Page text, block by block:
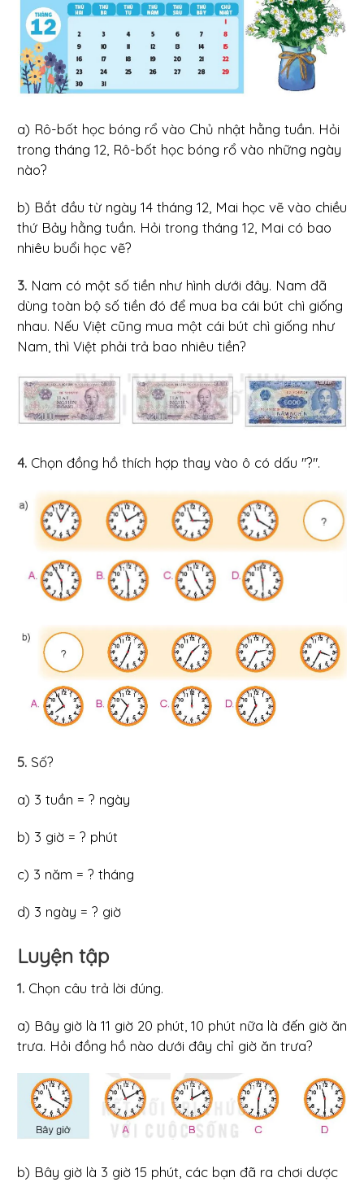
a) Rô-bốt học bóng rổ vào Chủ nhật hằng tuần. Hỏi
trong tháng 12, Rô-bốt học bóng rổ vào những ngày
nào?
b) Bắt đầu từ ngày 14 tháng 12, Mai học vẽ vào chiều
thứ Bảy hằng tuần. Hỏi trong tháng 12, Mai có bao
nhiêu buổi học vẽ?
3. Nam có một số tiền như hình dưới đây. Nam đã
dùng toàn bộ số tiền đó để mua ba cái bút chì giống
nhau. Nếu Việt cũng mua một cái bút chì giống như
Nam, thì Việt phải trả bao nhiêu tiền?
4. Chọn đồng hồ thích hợp thay vào ô có dấu "?".
5. Số?
a) 3 tuần = ? ngày
b) 3 giờ = ? phút
c) 3 năm = ? tháng
d) 3 ngày = ? giờ
Luyện tập
1. Chọn câu trả lời đúng.
a) Bây giờ là 11 giờ 20 phút, 10 phút nữa là đến giờ ăn
trưa. Hỏi đồng hồ nào dưới đây chỉ giờ ăn trưa?
b) Bây giờ là 3 giờ 15 phút, các bạn đã ra chơi dược